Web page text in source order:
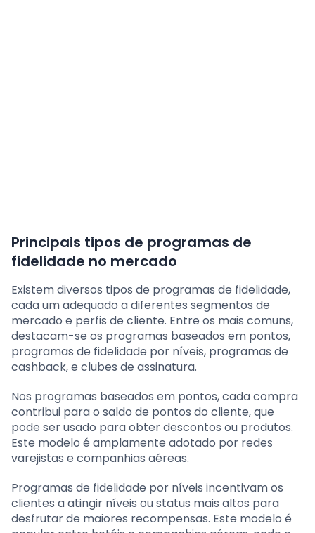
Principais tipos de programas de
fidelidade no mercado
Existem diversos tipos de programas de fidelidade,
cada um adequado a diferentes segmentos de
mercado e perfis de cliente. Entre os mais comuns,
destacam-se os programas baseados em pontos,
programas de fidelidade por níveis, programas de
cashback, e clubes de assinatura.
Nos programas baseados em pontos, cada compra
contribui para o saldo de pontos do cliente, que
pode ser usado para obter descontos ou produtos.
Este modelo é amplamente adotado por redes
varejistas e companhias aéreas.
Programas de fidelidade por níveis incentivam os
clientes a atingir níveis ou status mais altos para
desfrutar de maiores recompensas. Este modelo é